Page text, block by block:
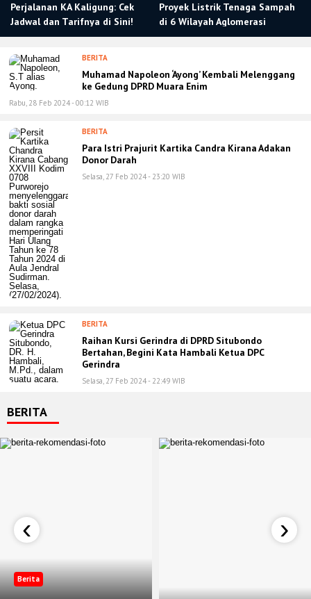
Perjalanan KA Kaligung: Cek
Jadwal dan Tarifnya di Sini!
Proyek Listrik Tenaga Sampah
di 6 Wilayah Aglomerasi
BERITA
Muhamad Napoleon ‘Ayong’ Kembali Melenggang
ke Gedung DPRD Muara Enim
Rabu, 28 Feb 2024 - 00:12 WIB
BERITA
Para Istri Prajurit Kartika Candra Kirana Adakan
Donor Darah
Selasa, 27 Feb 2024 - 23:20 WIB
BERITA
Raihan Kursi Gerindra di DPRD Situbondo
Bertahan, Begini Kata Hambali Ketua DPC
Gerindra
Selasa, 27 Feb 2024 - 22:49 WIB
BERITA
Berita
‹ ›